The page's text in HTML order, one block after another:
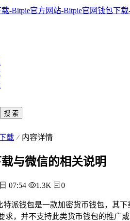
搜 索
载 内容详情
与微信的相关说明
07:54 1.3K 0
特派钱包是一款加密货币钱包，其
求，并不支持此类货币钱包的推广